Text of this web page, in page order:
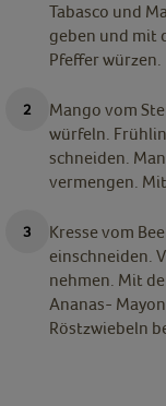
Tabasco und
geben und mit
Pfeffer würzen.
Mango vom
würfeln.
schneiden.
vermengen.
Kresse vom
einschneiden.
nehmen. Mit
Ananas-
Röstzwiebeln